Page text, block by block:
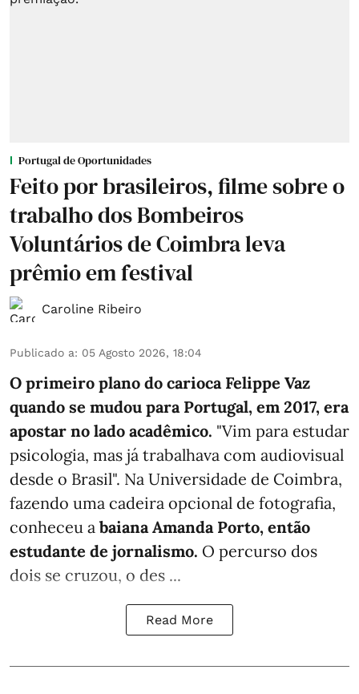
Portugal de Oportunidades
Feito por brasileiros, filme sobre o
trabalho dos Bombeiros
Voluntários de Coimbra leva
prêmio em festival
Caroline Ribeiro
Publicado a: 05 Agosto 2026, 18:04
O primeiro plano do carioca Felippe Vaz
quando se mudou para Portugal, em 2017, era
apostar no lado acadêmico. "Vim para estudar
psicologia, mas já trabalhava com audiovisual
desde o Brasil". Na Universidade de Coimbra,
fazendo uma cadeira opcional de fotografia,
conheceu a baiana Amanda Porto, então
estudante de jornalismo. O percurso dos
dois se cruzou, o des ...
Read More